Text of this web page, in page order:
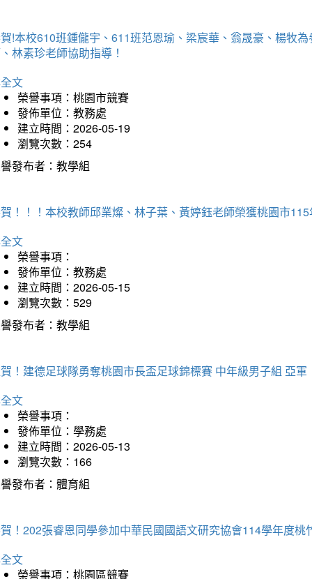
!本校610班鍾儱宇、611班范恩瑜、梁宸華、翁晟豪、楊牧
林素珍老師協助指導！
文
榮譽事項：桃園市競賽
發佈單位：教務處
建立時間：2026-05-19
瀏覽次數：254
發布者：教學組
！！！本校教師邱業燦、林子葉、黃婷鈺老師榮獲桃園市
文
榮譽事項：
發佈單位：教務處
建立時間：2026-05-15
瀏覽次數：529
發布者：教學組
！建德足球隊勇奪桃園市長盃足球錦標賽 中年級男子組 亞軍
文
榮譽事項：
發佈單位：學務處
建立時間：2026-05-13
瀏覽次數：166
發布者：體育組
！202張睿恩同學參加中華民國國語文研究協會114學年度
文
榮譽事項：桃園區競賽